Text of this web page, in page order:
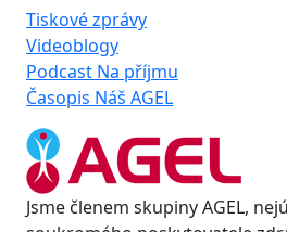
Tiskové zprávy
Videoblogy
Podcast Na příjmu
Časopis Náš AGEL
Jsme členem skupiny AGEL,